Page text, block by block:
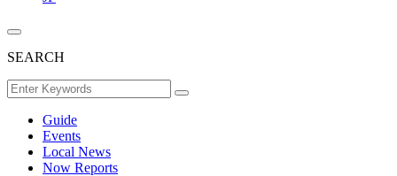
SEARCH
Guide
Events
Local News
Now Reports